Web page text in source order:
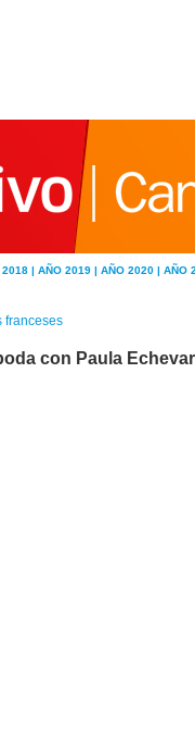
2018 | AÑO 2019 | AÑO 2020 | AÑO
franceses
con Paula